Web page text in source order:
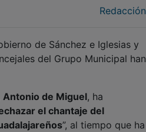
Redacción
de Sánchez e Iglesias y
del Grupo Municipal han
Antonio de Miguel, ha
el chantaje del
”, al tiempo que ha